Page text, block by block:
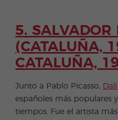
5. SALVADOR
(CATALUÑA,
CATALUÑA,
Junto a Pablo Picasso, Dalí
españoles más populares
tiempos. Fue el artista